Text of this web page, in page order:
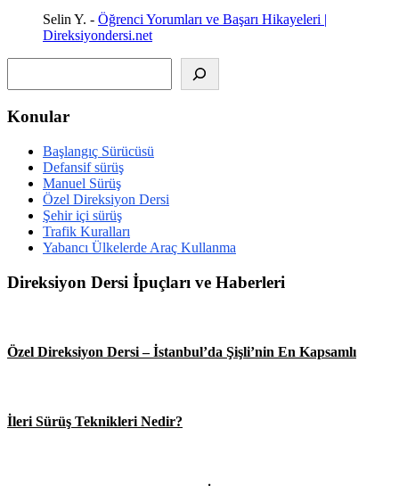
Selin Y. - Öğrenci Yorumları ve Başarı Hikayeleri |
Direksiyondersi.net
Konular
Başlangıç Sürücüsü
Defansif sürüş
Manuel Sürüş
Özel Direksiyon Dersi
Şehir içi sürüş
Trafik Kuralları
Yabancı Ülkelerde Araç Kullanma
Direksiyon Dersi İpuçları ve Haberleri
Özel Direksiyon Dersi – İstanbul’da Şişli’nin En Kapsamlı
İleri Sürüş Teknikleri Nedir?